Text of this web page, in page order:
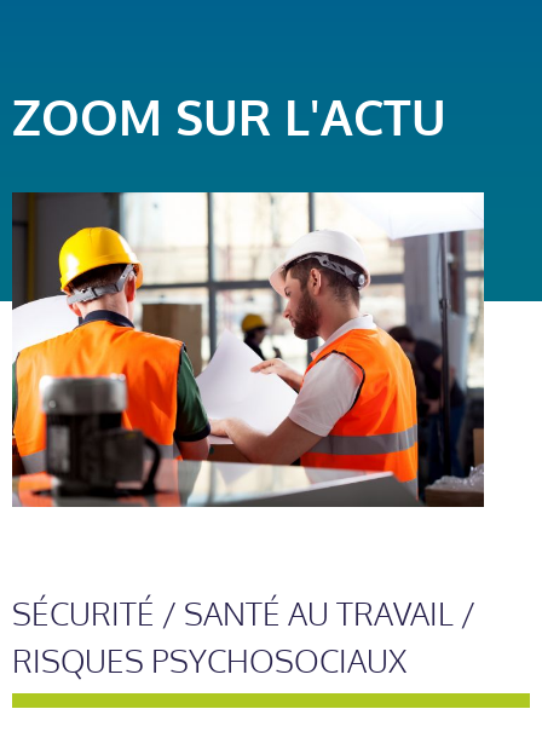
ZOOM SUR L'ACTU
SÉCURITÉ / SANTÉ AU TRAVAIL /
RISQUES PSYCHOSOCIAUX